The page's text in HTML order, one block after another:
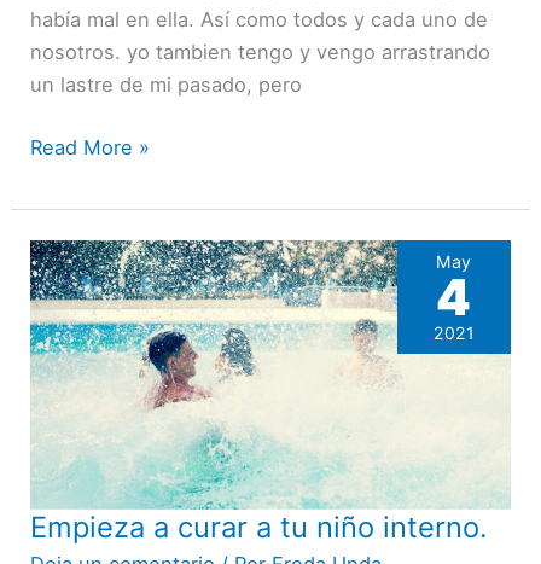
había mal en ella. Así como todos y cada uno de
nosotros. yo tambien tengo y vengo arrastrando
un lastre de mi pasado, pero
Read More »
Empieza a curar a tu niño interno.
Empieza
a
May
4
2021